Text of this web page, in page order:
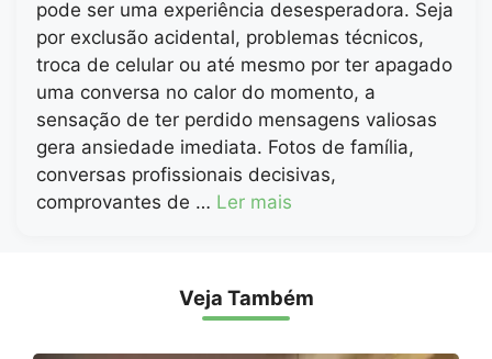
pode ser uma experiência desesperadora. Seja
por exclusão acidental, problemas técnicos,
troca de celular ou até mesmo por ter apagado
uma conversa no calor do momento, a
sensação de ter perdido mensagens valiosas
gera ansiedade imediata. Fotos de família,
conversas profissionais decisivas,
comprovantes de … Ler mais
Veja Também